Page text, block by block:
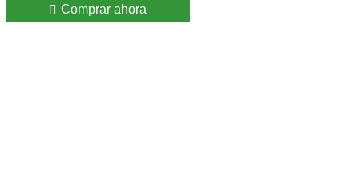
Comprar ahora